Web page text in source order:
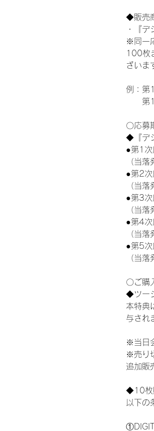
◆販売
・『
※同一
100枚
ざいま
例：第
第1
〇応募
◆『デ
●第1
（当
●第2
（当
●第3
（当
●第4
（当
●第5
（当
〇ご購
◆ツー
本特典
与され
※当日
※売り
追加販
◆10枚
以下の